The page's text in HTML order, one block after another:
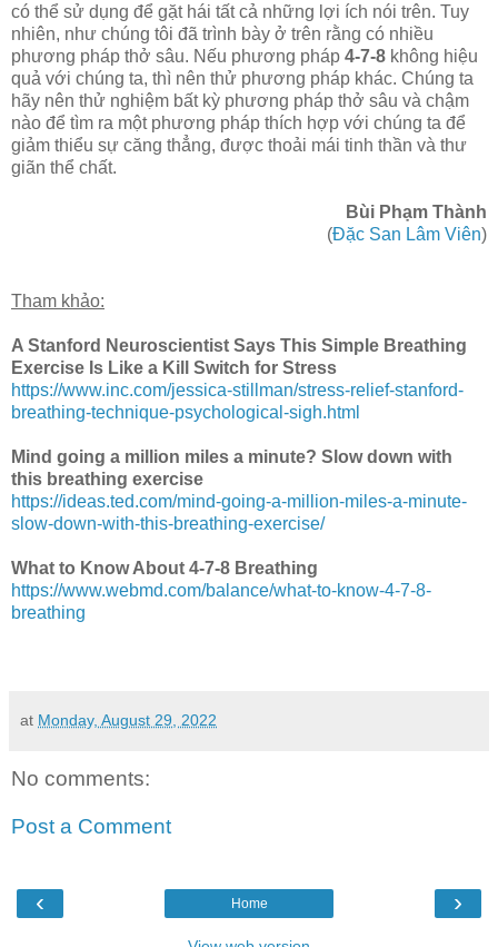
có thể sử dụng để gặt hái tất cả những lợi ích nói trên. Tuy
nhiên, như chúng tôi đã trình bày ở trên rằng có nhiều
phương pháp thở sâu. Nếu phương pháp 4-7-8 không hiệu
quả với chúng ta, thì nên thử phương pháp khác. Chúng ta
hãy nên thử nghiệm bất kỳ phương pháp thở sâu và chậm
nào để tìm ra một phương pháp thích hợp với chúng ta để
giảm thiểu sự căng thẳng, được thoải mái tinh thần và thư
giãn thể chất.
Bùi Phạm Thành
(Đặc San Lâm Viên)
Tham khảo:
A Stanford Neuroscientist Says This Simple Breathing
Exercise Is Like a Kill Switch for Stress
https://www.inc.com/jessica-stillman/stress-relief-stanford-
breathing-technique-psychological-sigh.html
Mind going a million miles a minute? Slow down with
this breathing exercise
https://ideas.ted.com/mind-going-a-million-miles-a-minute-
slow-down-with-this-breathing-exercise/
What to Know About 4-7-8 Breathing
https://www.webmd.com/balance/what-to-know-4-7-8-
breathing
at Monday, August 29, 2022
No comments:
Post a Comment
‹ ›
Home